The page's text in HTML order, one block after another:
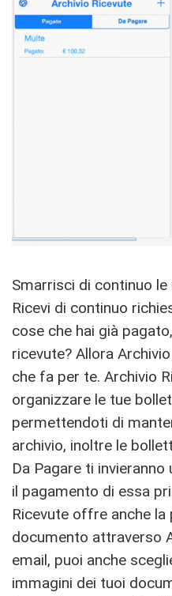
Smarrisci di continuo
Ricevi di continuo
cose che hai già
ricevute? Allora
che fa per te. Archivio
organizzare le tue
permettendoti di
archivio, inoltre le
Da Pagare ti
il pagamento di essa
Ricevute offre anche
documento attraverso
email, puoi anche
immagini dei tuoi